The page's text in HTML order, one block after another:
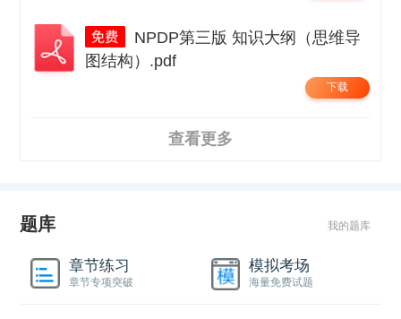
图结构）.pdf
下载
查看更多
题库 我的题库
章节练习
章节专项突破
模拟考场
海量免费试题